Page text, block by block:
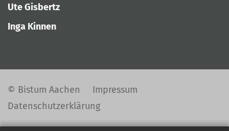
Ute Gisbertz
Inga Kinnen
© Bistum Aachen
Impressum
Datenschutzerklärung